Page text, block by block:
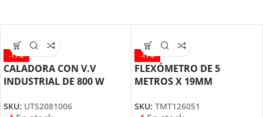
-17%
CALADORA CON V.V
INDUSTRIAL DE 800 W
SKU: UTS2081006
-17%
FLEXÓMETRO DE 5
METROS X 19MM
SKU: TMT126051